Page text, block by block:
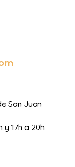
San Juan
y 17h a 20h